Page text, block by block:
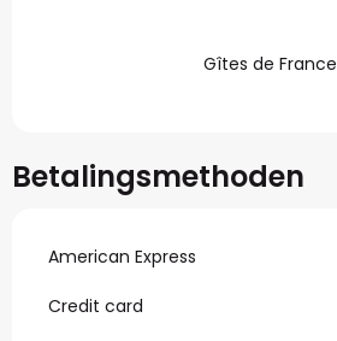
Gîtes de France
Betalingsmethoden
American Express
Credit card